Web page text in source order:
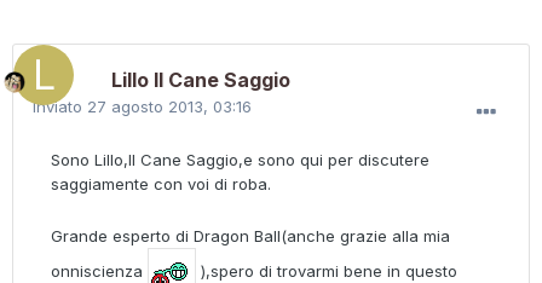
Lillo ll Cane Saggio
Inviato 27 agosto 2013, 03:16
Sono Lillo,Il Cane Saggio,e sono qui per discutere
saggiamente con voi di roba.
Grande esperto di Dragon Ball(anche grazie alla mia
onniscienza
),spero di trovarmi bene in questo